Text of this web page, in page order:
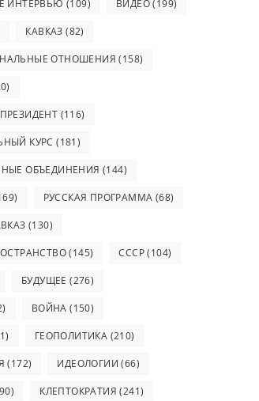
ИНТЕРВЬЮ (109) ВИДЕО(199)
КАВКАЗ (82)
ОТНОШЕНИЯ (158)
(116)
КУРС (181)
ОБЪЕДИНЕНИЯ (144)
РУССКАЯ ПРОГРАММА (68)
(130)
(145) СССР(104)
БУДУЩЕЕ (276)
ВОЙНА (150)
ГЕОПОЛИТИКА (210)
(172) ИДЕОЛОГИИ (66)
КЛЕПТОКРАТИЯ (241)